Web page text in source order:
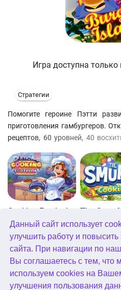
Данный сайт использует
улучшить работу и
сайта. При навигации по
Вы соглашаетесь с тем, что
используем cookies на
улучшения пользования
Игра доступна
Стратегии
Помогите героине Пэтти
приготовления гамбургеров.
рецептов, 60 уровней, 40
гамбургера! Посматривайте
ведь приготовление бургеров -
Cooking Festival
Boom Town